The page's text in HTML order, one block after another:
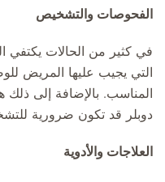
الفحوصات والتشخيص
في كثير من الحالات يكتفي
التي يجيب عليها المريض
المناسب. بالإضافة إلى
دوبلر قد تكون ضرورية
العلاجات والأدوية